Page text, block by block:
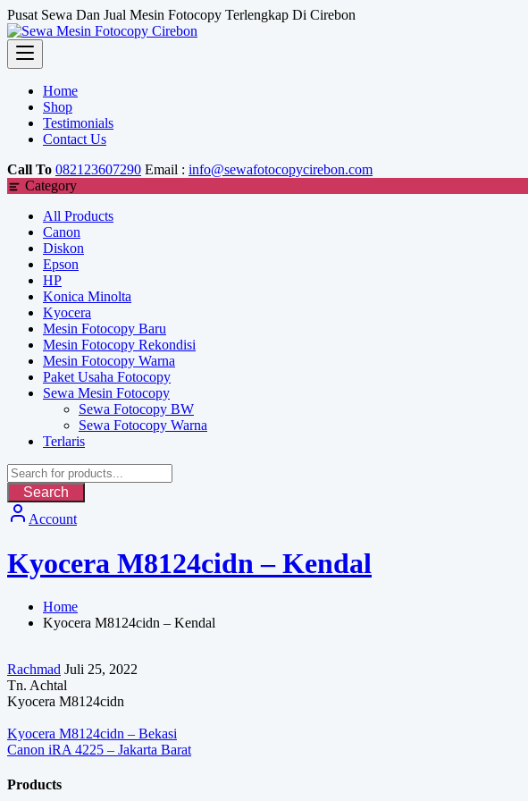
Skip
to
content
Pusat Sewa Dan Jual Mesin Fotocopy Terlengkap Di Cirebon
Home
Shop
Testimonials
Contact Us
Call To 082123607290 Email : info@sewafotocopycirebon.com
Category
All Products
Canon
Diskon
Epson
HP
Konica Minolta
Kyocera
Mesin Fotocopy Baru
Mesin Fotocopy Rekondisi
Mesin Fotocopy Warna
Paket Usaha Fotocopy
Sewa Mesin Fotocopy
Sewa Fotocopy BW
Sewa Fotocopy Warna
Terlaris
Search
Account
Kyocera M8124cidn – Kendal
Home
Kyocera M8124cidn – Kendal
Rachmad Juli 25, 2022
Tn. Achtal
Kyocera M8124cidn
Navigasi
pos
Kyocera M8124cidn – Bekasi
Canon iRA 4225 – Jakarta Barat
Products